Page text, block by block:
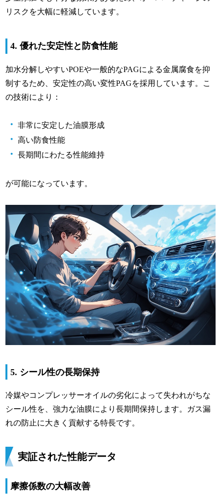
リスクを大幅に軽減しています。
4. 優れた安定性と防食性能
加水分解しやすいPOEや一般的なPAGによる金属腐食を抑
制するため、安定性の高い変性PAGを採用しています。こ
の技術により：
非常に安定した油膜形成
高い防食性能
長期間にわたる性能維持
が可能になっています。
5. シール性の長期保持
冷媒やコンプレッサーオイルの劣化によって失われがちな
シール性を、強力な油膜により長期間保持します。ガス漏
れの防止に大きく貢献する特長です。
実証された性能データ
摩擦係数の大幅改善